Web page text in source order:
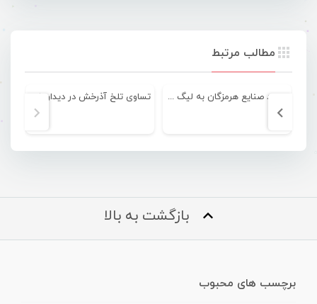
مطالب مرتبط
صعود صنایع هرمزگان به لیگ برتر فوتسال
بازگشت به بالا
برچسب های محبوب